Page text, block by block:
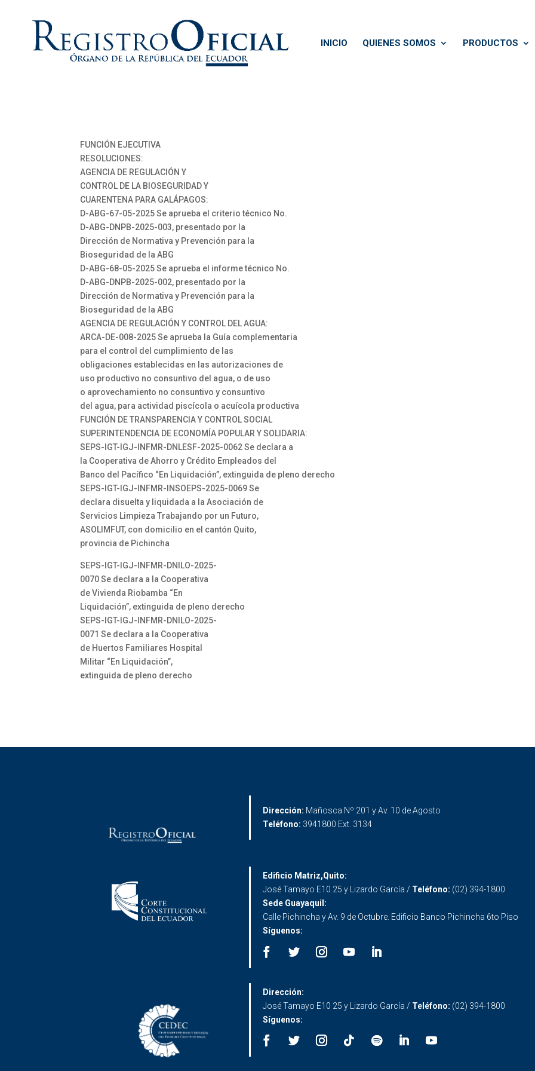
INICIO QUIENES SOMOS PRODUCTOS
FUNCIÓN EJECUTIVA
RESOLUCIONES:
AGENCIA DE REGULACIÓN Y
CONTROL DE LA BIOSEGURIDAD Y
CUARENTENA PARA GALÁPAGOS:
D-ABG-67-05-2025 Se aprueba el criterio técnico No.
D-ABG-DNPB-2025-003, presentado por la
Dirección de Normativa y Prevención para la
Bioseguridad de la ABG
D-ABG-68-05-2025 Se aprueba el informe técnico No.
D-ABG-DNPB-2025-002, presentado por la
Dirección de Normativa y Prevención para la
Bioseguridad de la ABG
AGENCIA DE REGULACIÓN Y CONTROL DEL AGUA:
ARCA-DE-008-2025 Se aprueba la Guía complementaria
para el control del cumplimiento de las
obligaciones establecidas en las autorizaciones de
uso productivo no consuntivo del agua, o de uso
o aprovechamiento no consuntivo y consuntivo
del agua, para actividad piscícola o acuícola productiva
FUNCIÓN DE TRANSPARENCIA Y CONTROL SOCIAL
SUPERINTENDENCIA DE ECONOMÍA POPULAR Y SOLIDARIA:
SEPS-IGT-IGJ-INFMR-DNLESF-2025-0062 Se declara a
la Cooperativa de Ahorro y Crédito Empleados del
Banco del Pacífico “En Liquidación”, extinguida de pleno derecho
SEPS-IGT-IGJ-INFMR-INSOEPS-2025-0069 Se
declara disuelta y liquidada a la Asociación de
Servicios Limpieza Trabajando por un Futuro,
ASOLIMFUT, con domicilio en el cantón Quito,
provincia de Pichincha
SEPS-IGT-IGJ-INFMR-DNILO-2025-
0070 Se declara a la Cooperativa
de Vivienda Riobamba “En
Liquidación”, extinguida de pleno derecho
SEPS-IGT-IGJ-INFMR-DNILO-2025-
0071 Se declara a la Cooperativa
de Huertos Familiares Hospital
Militar “En Liquidación”,
extinguida de pleno derecho
Dirección: Mañosca Nº 201 y Av. 10 de Agosto
Teléfono: 3941800 Ext. 3134
Edificio Matriz,Quito:
José Tamayo E10 25 y Lizardo García / Teléfono: (02) 394-1800
Sede Guayaquil:
Calle Pichincha y Av. 9 de Octubre. Edificio Banco Pichincha 6to Piso
Síguenos:
Dirección:
José Tamayo E10 25 y Lizardo García / Teléfono: (02) 394-1800
Síguenos: